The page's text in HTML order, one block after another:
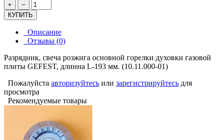
+
−
КУПИТЬ
Описание
Отзывы (0)
Разрядник, свеча розжига основной горелки духовки газовой
плиты GEFEST, длинна L-193 мм. (10.11.000-01)
Пожалуйста авторизуйтесь или зарегистрируйтесь для
просмотра
Рекомендуемые товары